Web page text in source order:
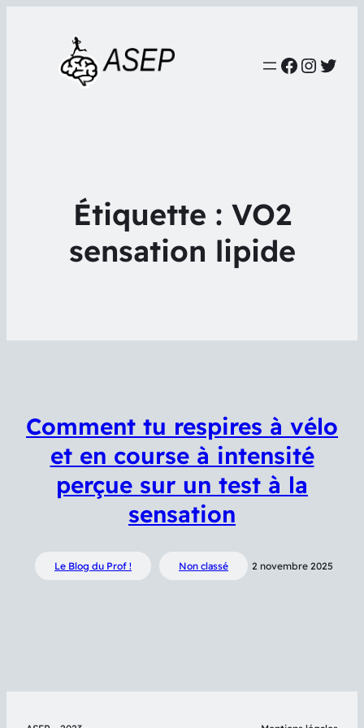
Étiquette : VO2
sensation lipide
Comment tu respires à vélo
et en course à intensité
perçue sur un test à la
sensation
Le Blog du Prof ! Non classé 2 novembre 2025